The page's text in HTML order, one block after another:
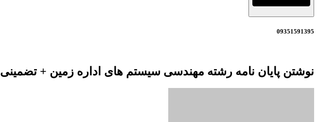
09351591395
نوشتن پایان نامه رشته مهندسی سیستم های اداره زمین + تضمینی